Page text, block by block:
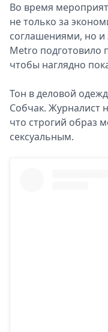
Во время
не только за
соглашениями, но и
Metro подготовило
чтобы наглядно
Тон в деловой
Собчак. Журналист
что строгий образ
сексуальным.